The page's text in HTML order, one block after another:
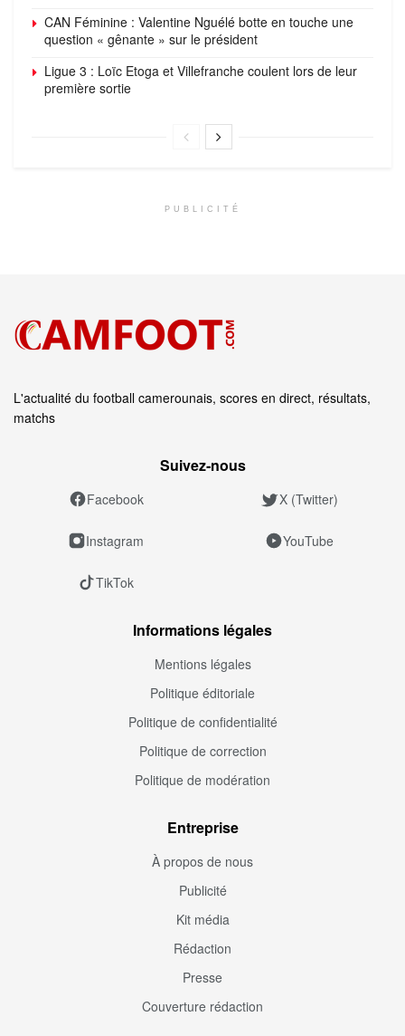
CAN Féminine : Valentine Nguélé botte en touche une
question « gênante » sur le président
Ligue 3 : Loïc Etoga et Villefranche coulent lors de leur
première sortie
PUBLICITÉ
L'actualité du football camerounais, scores en direct, résultats,
matchs
Suivez‑nous
Facebook X (Twitter)
Instagram YouTube
TikTok
Informations légales
Mentions légales
Politique éditoriale
Politique de confidentialité
Politique de correction
Politique de modération
Entreprise
À propos de nous
Publicité
Kit média
Rédaction
Presse
Couverture rédaction